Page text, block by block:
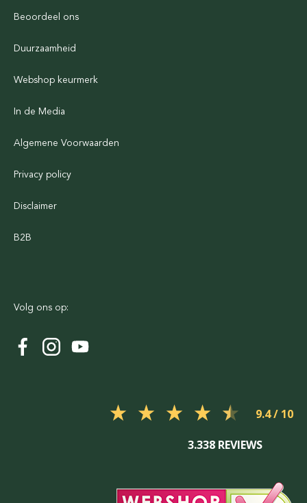
Beoordeel ons
Duurzaamheid
Webshop keurmerk
In de Media
Algemene Voorwaarden
Privacy policy
Disclaimer
B2B
Volg ons op:
9.4
3.338 REVIEWS